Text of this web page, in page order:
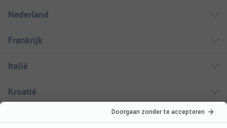
Nederland
Frankrijk
Italië
Kroatië